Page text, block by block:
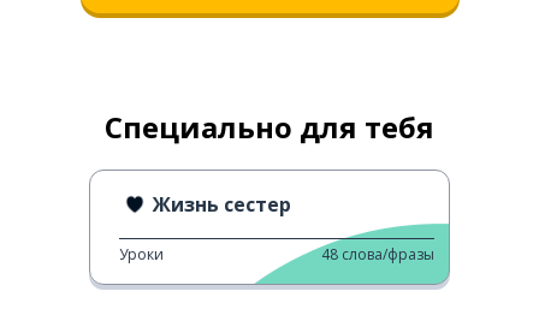
Специально для тебя
Жизнь сестер
Уроки 48 слова/фразы